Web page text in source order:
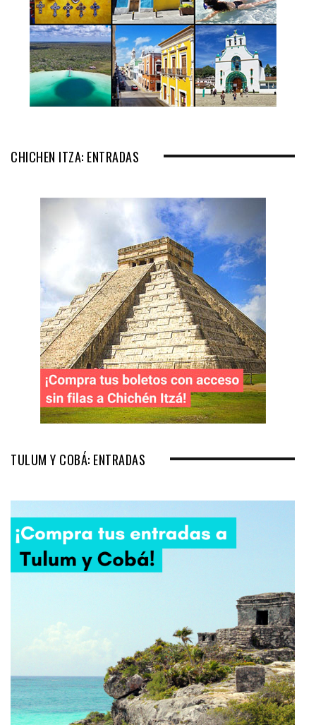
CHICHEN ITZA: ENTRADAS
TULUM Y COBÁ: ENTRADAS